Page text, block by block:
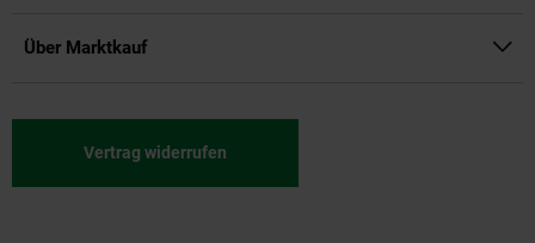
Über Marktkauf
Vertrag widerrufen